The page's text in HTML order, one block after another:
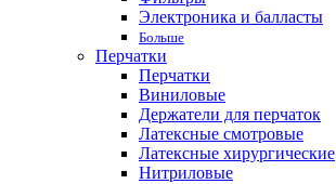
Электроника и балласты
Больше
Перчатки
Перчатки
Виниловые
Держатели для перчаток
Латексные смотровые
Латексные хирургические
Нитриловые